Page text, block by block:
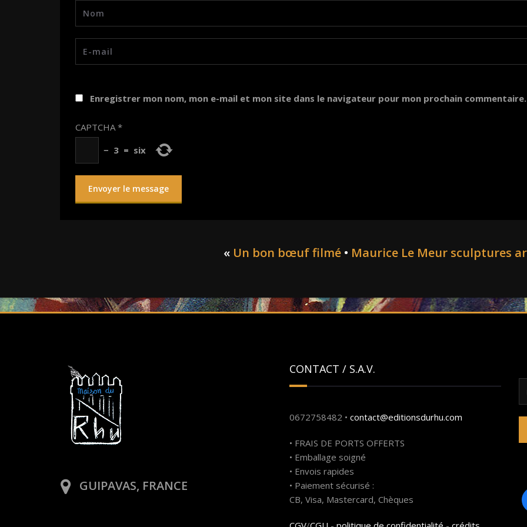
Enregistrer mon nom, mon e-mail et mon site dans le navigateur pour mon prochain commentaire.
CAPTCHA*
− 3 = six
« Un bon bœuf filmé • Maurice Le Meur sculptures
GUIPAVAS, FRANCE
CONTACT / S.A.V.
0672758482 • contact@editionsdurhu.com
• FRAIS DE PORTS OFFERTS
• Emballage soigné
• Envois rapides
• Paiement sécurisé :
CB, Visa, Mastercard, Chèques